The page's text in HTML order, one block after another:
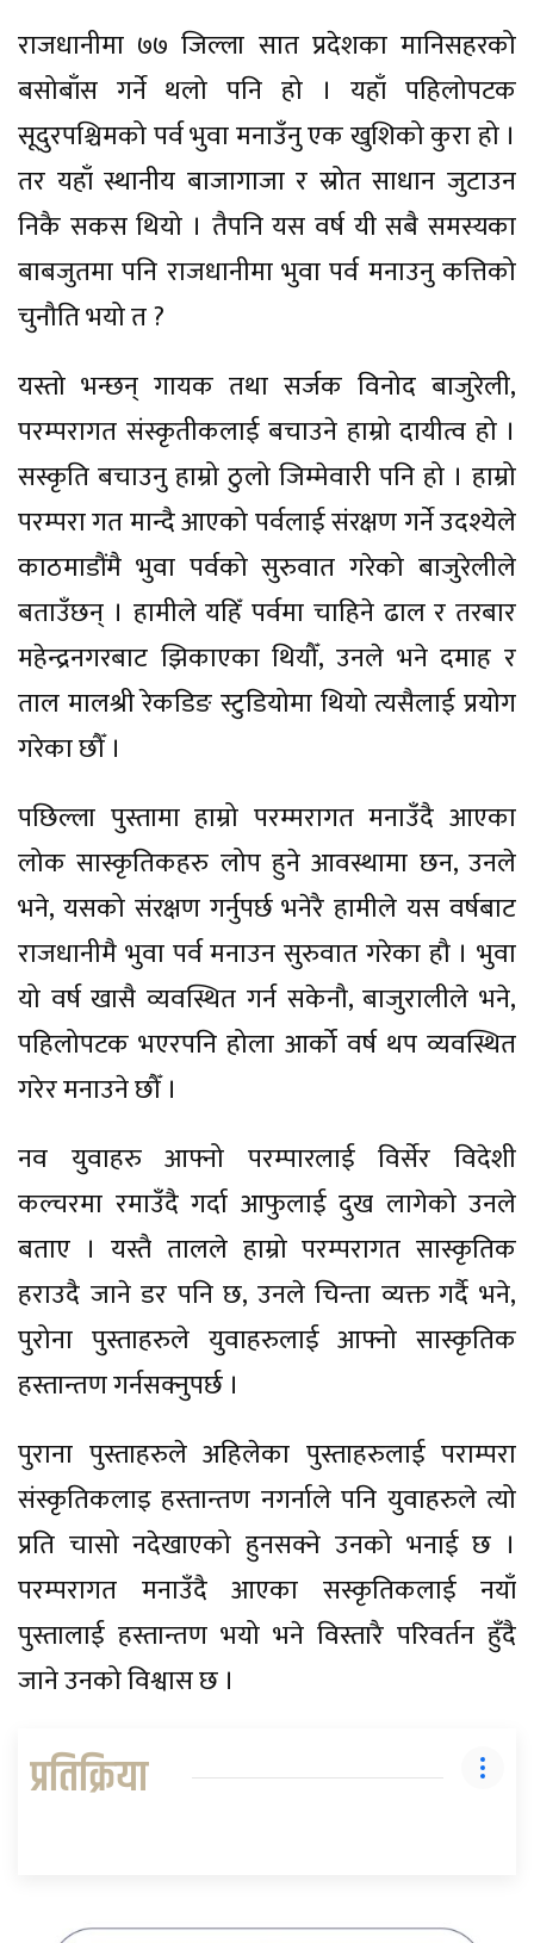
राजधानीमा ७७ जिल्ला सात प्रदेशका मानिसहरको
बसोबाँस गर्ने थलो पनि हो । यहाँ पहिलोपटक
सूदुरपश्चिमको पर्व भुवा मनाउँनु एक खुशिको कुरा हो ।
तर यहाँ स्थानीय बाजागाजा र स्रोत साधान जुटाउन
निकै सकस थियो । तैपनि यस वर्ष यी सबै समस्यका
बाबजुतमा पनि राजधानीमा भुवा पर्व मनाउनु कत्तिको
चुनौति भयो त ?
यस्तो भन्छन् गायक तथा सर्जक विनोद बाजुरेली,
परम्परागत संस्कृतीकलाई बचाउने हाम्रो दायीत्व हो ।
सस्कृति बचाउनु हाम्रो ठुलो जिम्मेवारी पनि हो । हाम्रो
परम्परा गत मान्दै आएको पर्वलाई संरक्षण गर्ने उदश्येले
काठमाडौंमै भुवा पर्वको सुरुवात गरेको बाजुरेलीले
बताउँछन् । हामीले यहिँ पर्वमा चाहिने ढाल र तरबार
महेन्द्रनगरबाट झिकाएका थियौँ, उनले भने दमाह र
ताल मालश्री रेकडिङ स्टुडियोमा थियो त्यसैलाई प्रयोग
गरेका छौँ ।
पछिल्ला पुस्तामा हाम्रो परम्मरागत मनाउँदै आएका
लोक सास्कृतिकहरु लोप हुने आवस्थामा छन, उनले
भने, यसको संरक्षण गर्नुपर्छ भनेरै हामीले यस वर्षबाट
राजधानीमै भुवा पर्व मनाउन सुरुवात गरेका हौ । भुवा
यो वर्ष खासै व्यवस्थित गर्न सकेनौ, बाजुरालीले भने,
पहिलोपटक भएरपनि होला आर्को वर्ष थप व्यवस्थित
गरेर मनाउने छौँ ।
नव युवाहरु आफ्नो परम्पारलाई विर्सेर विदेशी
कल्चरमा रमाउँदै गर्दा आफुलाई दुख लागेको उनले
बताए । यस्तै तालले हाम्रो परम्परागत सास्कृतिक
हराउदै जाने डर पनि छ, उनले चिन्ता व्यक्त गर्दै भने,
पुरोना पुस्ताहरुले युवाहरुलाई आफ्नो सास्कृतिक
हस्तान्तण गर्नसक्नुपर्छ ।
पुराना पुस्ताहरुले अहिलेका पुस्ताहरुलाई पराम्परा
संस्कृतिकलाइ हस्तान्तण नगर्नाले पनि युवाहरुले त्यो
प्रति चासो नदेखाएको हुनसक्ने उनको भनाई छ ।
परम्परागत मनाउँदै आएका सस्कृतिकलाई नयाँ
पुस्तालाई हस्तान्तण भयो भने विस्तारै परिवर्तन हुँदै
जाने उनको विश्वास छ ।
प्रतिक्रिया